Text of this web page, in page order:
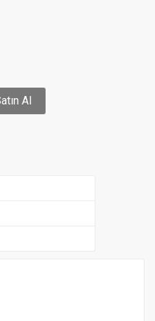
Al
STOKLARLA
yapılmamış